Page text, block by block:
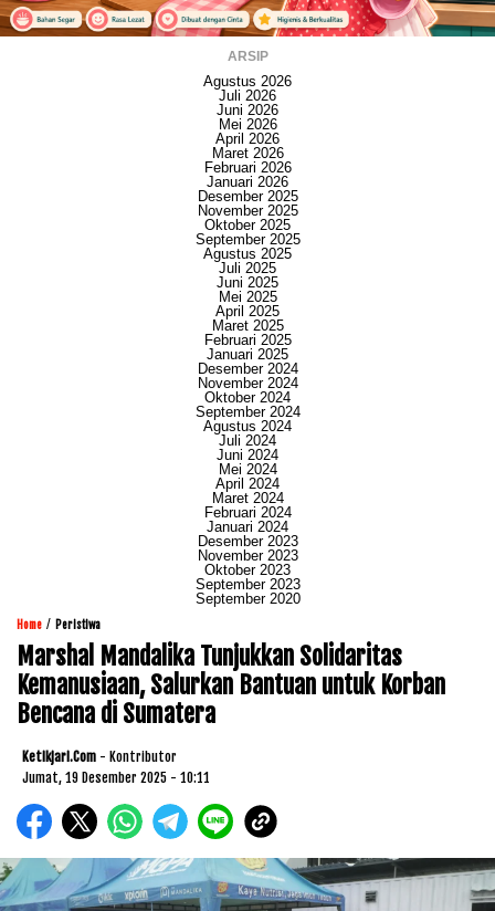
ARSIP
Agustus 2026
Juli 2026
Juni 2026
Mei 2026
April 2026
Maret 2026
Februari 2026
Januari 2026
Desember 2025
November 2025
Oktober 2025
September 2025
Agustus 2025
Juli 2025
Juni 2025
Mei 2025
April 2025
Maret 2025
Februari 2025
Januari 2025
Desember 2024
November 2024
Oktober 2024
September 2024
Agustus 2024
Juli 2024
Juni 2024
Mei 2024
April 2024
Maret 2024
Februari 2024
Januari 2024
Desember 2023
November 2023
Oktober 2023
September 2023
September 2020
Home / Peristiwa
Marshal Mandalika Tunjukkan Solidaritas
Kemanusiaan, Salurkan Bantuan untuk Korban
Bencana di Sumatera
Ketikjari.com - Kontributor
Jumat, 19 Desember 2025 - 10:11